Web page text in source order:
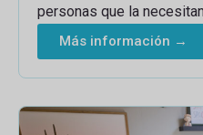
personas que la
Más información →